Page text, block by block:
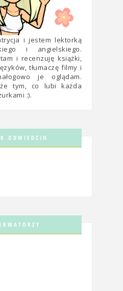
i jestem lektorką
i angielskiego.
i recenzuję książki,
tłumaczę filmy i
je oglądam.
tym, co lubi każda
:).
ODWIEDZIN